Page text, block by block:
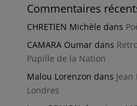
Commentaires
CHRETIEN Michèle dans
CAMARA Oumardans
Pupille de la Nation
Malou Lorenzon dans
Londres